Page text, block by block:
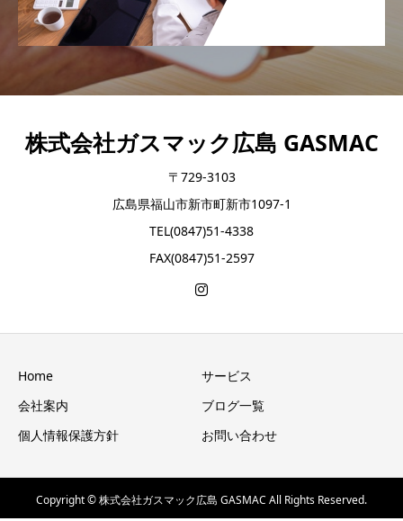
株式会社ガスマック広島 GASMAC
〒729-3103
広島県福山市新市町新市1097-1
TEL(0847)51-4338
FAX(0847)51-2597
Home
サービス
会社案内
ブログ一覧
個人情報保護方針
お問い合わせ
Copyright © 株式会社ガスマック広島 GASMAC All Rights Reserved.
【乾太くん】の詳細はこちら